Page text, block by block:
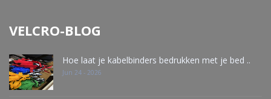
VELCRO-BLOG
Hoe laat je kabelbinders bedrukken met je bed ..
Jun 24 - 2026